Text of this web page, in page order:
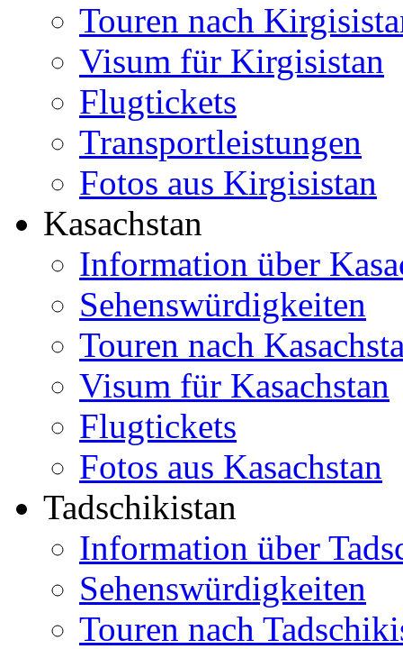
Touren nach
Visum für Kirgisistan
Flugtickets
Transportleistungen
Fotos aus Kirgisistan
Kasachstan
Information über
Sehenswürdigkeiten
Touren nach
Visum für Kasachstan
Flugtickets
Fotos aus Kasachstan
Tadschikistan
Information über
Sehenswürdigkeiten
Touren nach